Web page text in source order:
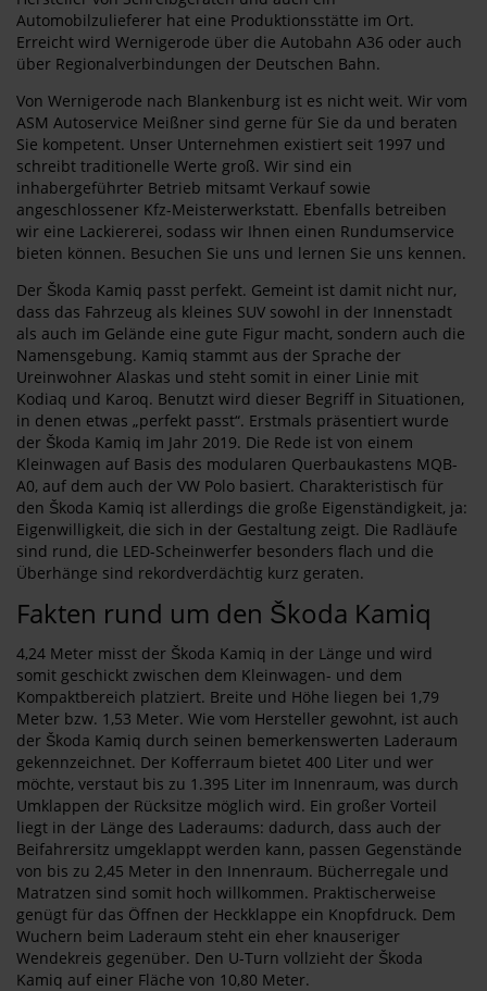
Automobilzulieferer hat eine Produktionsstätte im Ort.
Erreicht wird Wernigerode über die Autobahn A36 oder auch
über Regionalverbindungen der Deutschen Bahn.
Von Wernigerode nach Blankenburg ist es nicht weit. Wir vom
ASM Autoservice Meißner sind gerne für Sie da und beraten
Sie kompetent. Unser Unternehmen existiert seit 1997 und
schreibt traditionelle Werte groß. Wir sind ein
inhabergeführter Betrieb mitsamt Verkauf sowie
angeschlossener Kfz-Meisterwerkstatt. Ebenfalls betreiben
wir eine Lackiererei, sodass wir Ihnen einen Rundumservice
bieten können. Besuchen Sie uns und lernen Sie uns kennen.
Der Škoda Kamiq passt perfekt. Gemeint ist damit nicht nur,
dass das Fahrzeug als kleines SUV sowohl in der Innenstadt
als auch im Gelände eine gute Figur macht, sondern auch die
Namensgebung. Kamiq stammt aus der Sprache der
Ureinwohner Alaskas und steht somit in einer Linie mit
Kodiaq und Karoq. Benutzt wird dieser Begriff in Situationen,
in denen etwas „perfekt passt“. Erstmals präsentiert wurde
der Škoda Kamiq im Jahr 2019. Die Rede ist von einem
Kleinwagen auf Basis des modularen Querbaukastens MQB-
A0, auf dem auch der VW Polo basiert. Charakteristisch für
den Škoda Kamiq ist allerdings die große Eigenständigkeit, ja:
Eigenwilligkeit, die sich in der Gestaltung zeigt. Die Radläufe
sind rund, die LED-Scheinwerfer besonders flach und die
Überhänge sind rekordverdächtig kurz geraten.
Fakten rund um den Škoda Kamiq
4,24 Meter misst der Škoda Kamiq in der Länge und wird
somit geschickt zwischen dem Kleinwagen- und dem
Kompaktbereich platziert. Breite und Höhe liegen bei 1,79
Meter bzw. 1,53 Meter. Wie vom Hersteller gewohnt, ist auch
der Škoda Kamiq durch seinen bemerkenswerten Laderaum
gekennzeichnet. Der Kofferraum bietet 400 Liter und wer
möchte, verstaut bis zu 1.395 Liter im Innenraum, was durch
Umklappen der Rücksitze möglich wird. Ein großer Vorteil
liegt in der Länge des Laderaums: dadurch, dass auch der
Beifahrersitz umgeklappt werden kann, passen Gegenstände
von bis zu 2,45 Meter in den Innenraum. Bücherregale und
Matratzen sind somit hoch willkommen. Praktischerweise
genügt für das Öffnen der Heckklappe ein Knopfdruck. Dem
Wuchern beim Laderaum steht ein eher knauseriger
Wendekreis gegenüber. Den U-Turn vollzieht der Škoda
Kamiq auf einer Fläche von 10,80 Meter.